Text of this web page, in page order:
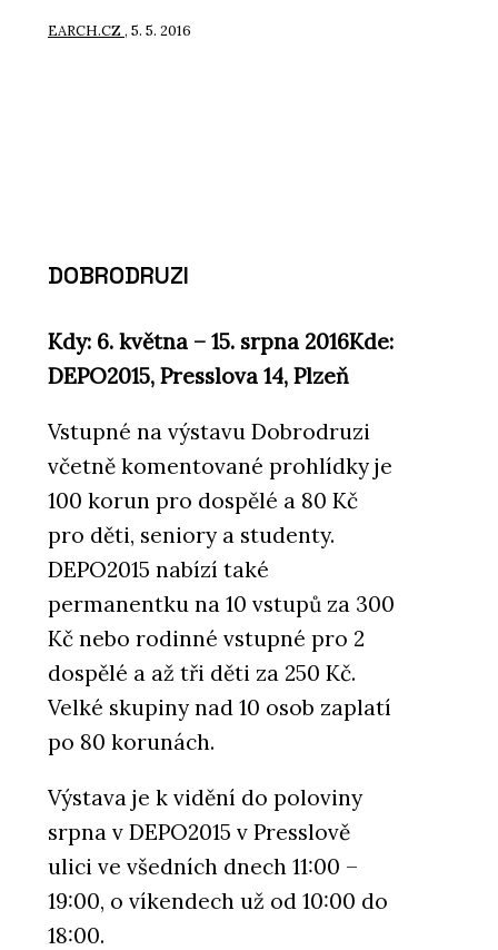
EARCH.CZ , 5. 5. 2016
DOBRODRUZI
Kdy: 6. května – 15. srpna 2016Kde:
DEPO2015, Presslova 14, Plzeň
Vstupné na výstavu Dobrodruzi
včetně komentované prohlídky je
100 korun pro dospělé a 80 Kč
pro děti, seniory a studenty.
DEPO2015 nabízí také
permanentku na 10 vstupů za 300
Kč nebo rodinné vstupné pro 2
dospělé a až tři děti za 250 Kč.
Velké skupiny nad 10 osob zaplatí
po 80 korunách.
Výstava je k vidění do poloviny
srpna v DEPO2015 v Presslově
ulici ve všedních dnech 11:00 –
19:00, o víkendech už od 10:00 do
18:00.